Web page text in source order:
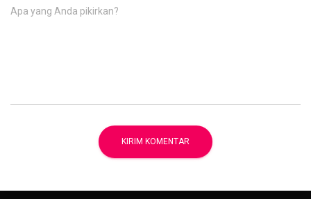
Apa yang Anda pikirkan?